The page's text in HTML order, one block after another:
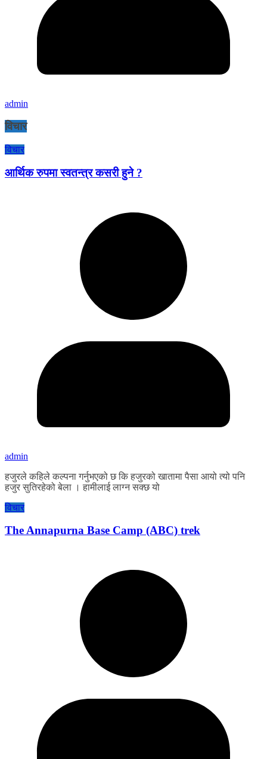
admin
विचार
विचार
आर्थिक रुपमा स्वतन्त्र कसरी हुने ?
admin
हजुरले कहिले कल्पना गर्नुभएको छ कि हजुरको खातामा पैसा आयो त्यो पनि
हजुर सुतिरहेको बेला । हामीलाई लाग्न सक्छ यो
विचार
The Annapurna Base Camp (ABC) trek